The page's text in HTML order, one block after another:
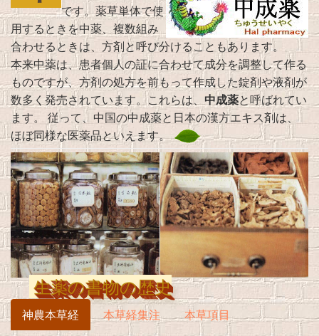
です。薬草単体で使
用するときを中薬、複数組み
合わせるときは、方剤と呼び分けることもあります。
本来中薬は、患者個人の証に合わせて成分を調整して作る
ものですが、方剤の処方を前もって作成した錠剤や液剤が
数多く発売されています。これらは、 中成薬と呼ばれてい
ます。 従って、中国の中成薬と日本の漢方エキス剤は、
ほぼ同様な医薬品といえます。
生薬の書物の歴史
神農本草経 本草経集注
本草項目